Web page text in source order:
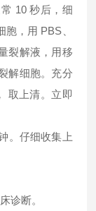
10 秒后，细
，用 PBS、
裂解液，用移
解细胞。充分
取上清。立即
。仔细收集上
诊断。